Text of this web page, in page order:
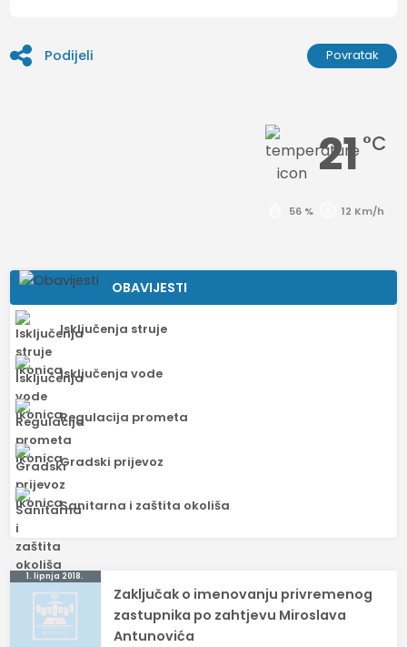
Podijeli Povratak
21°C
56 % 12 Km/h
OBAVIJESTI
Isključenja struje
Isključenja vode
Regulacija prometa
Gradski prijevoz
Sanitarna i zaštita okoliša
Navigacija
objava
1. lipnja 2018.
Zaključak o imenovanju privremenog
zastupnika po zahtjevu Miroslava
Antunovića